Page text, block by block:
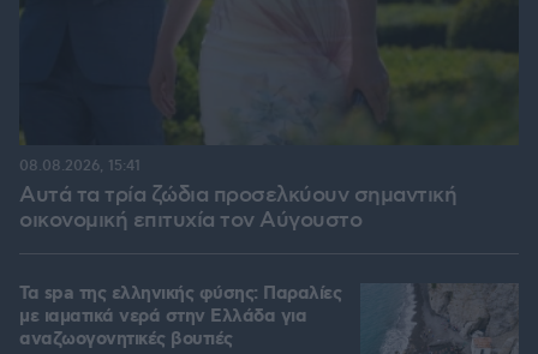
Αυτά τα τρία ζώδια προσελκύουν σημαντική
οικονομική επιτυχία τον Αύγουστο
08.08.2026, 15:41
Τα spa της ελληνικής φύσης: Παραλίες
με ιαματικά νερά στην Ελλάδα για
αναζωογονητικές βουτιές